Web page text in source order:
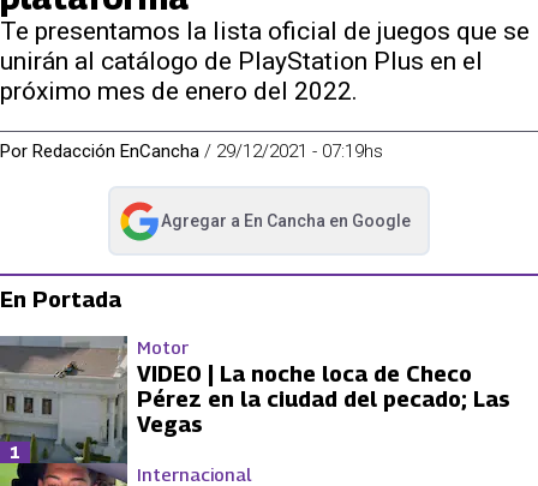
Te presentamos la lista oficial de juegos que se
unirán al catálogo de PlayStation Plus en el
próximo mes de enero del 2022.
Por Redacción EnCancha / 29/12/2021 - 07:19hs
Agregar a En Cancha en Google
abre en nueva pestaña
En Portada
Motor
VIDEO | La noche loca de Checo
Pérez en la ciudad del pecado; Las
Vegas
1
Internacional